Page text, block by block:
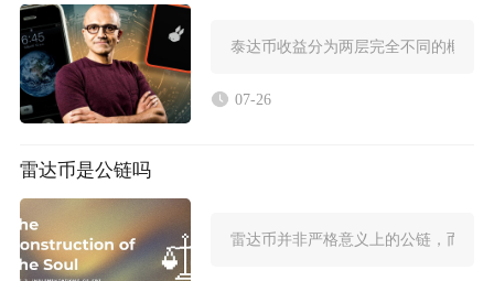
泰达币收益分为两层完全不同的概念
07-26
雷达币是公链吗
雷达币并非严格意义上的公链，而是